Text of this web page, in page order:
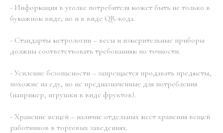
- Информация в уголке потребителя может быть не только в
бумажном виде, но и в виде QR-кода.
- Стандарты метрологии – весы и измерительные приборы
должны соответствовать требованиям по точности.
- Усиление безопасности – запрещается продавать предметы,
похожие на еду, но не предназначенные для потребления
(например, игрушки в виде фруктов).
- Хранение вещей – наличие отдельных мест хранения вещей
работников в торговых заведениях.